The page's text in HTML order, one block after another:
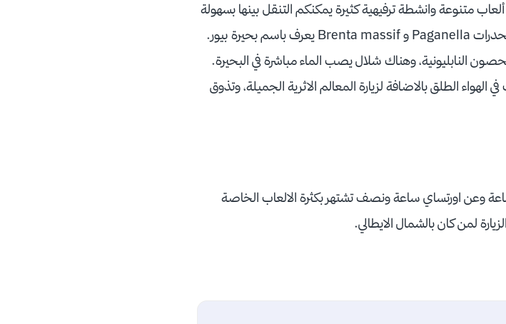
متنوعة وانشطة ترفيهية كثيرة يمكنكم التنقل بينها بسهولة
دون الحاجة للسيارة. يوجد فرع لبحيرة مولفينو بين منحدرات Paganella و Brenta massif يعرف باسم بحيرة بيور.
النابليونية، وهناك شلال يصب الماء مباشرة في البحيرة.
الهواء الطلقبالاضافة لزيارة المعالم الاثرية الجميلة، وتذوق
ساعة وعن اورتساي ساعة ونصف تشتهر بكثرة الالعاب الخاصة
لمن كان بالشمال الايطالي.